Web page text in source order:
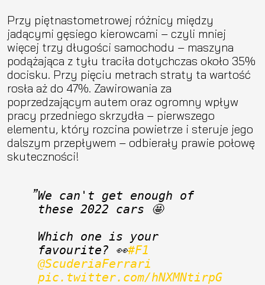
Przy piętnastometrowej różnicy między
jadącymi gęsiego kierowcami – czyli mniej
więcej trzy długości samochodu – maszyna
podążająca z tyłu traciła dotychczas około 35%
docisku. Przy pięciu metrach straty ta wartość
rosła aż do 47%. Zawirowania za
poprzedzającym autem oraz ogromny wpływ
pracy przedniego skrzydła – pierwszego
elementu, który rozcina powietrze i steruje jego
dalszym przepływem – odbierały prawie połowę
skuteczności!
We can't get enough of
these 2022 cars 🤩
Which one is your
favourite? 👀#F1
@ScuderiaFerrari
pic.twitter.com/hNXMNtirpG